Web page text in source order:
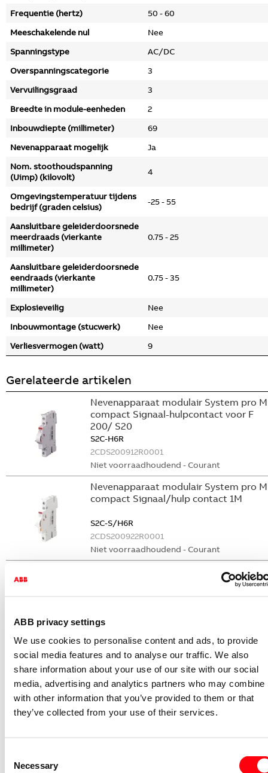
ABB privacy settings
We use cookies to personalise content and ads, to provide
social media features and to analyse our traffic. We also
share information about your use of our site with our social
media, advertising and analytics partners who may combine
with other information that you’ve provided to them or that
they’ve collected from your use of their services.
Selection
Necessary
Frequentie (hertz)
50 - 60
Meeschakelende nul
Nee
Spanningstype
AC/DC
Overspanningscategorie
3
Vervuilingsgraad
3
Breedte in module-eenheden
2
Inbouwdiepte (millimeter)
69
Nevenapparaat mogelijk
Ja
Nom. stoothoudspanning
(Uimp) (kilovolt)
4
Omgevingstemperatuur tijdens
bedrijf (graden celsius)
-25 - 55
Aansluitbare geleiderdoorsnede
meerdraads (vierkante
millimeter)
0.75 - 25
Aansluitbare geleiderdoorsnede
eendraads (vierkante
millimeter)
0.75 - 35
Explosieveilig
Nee
Inbouwmontage (stucwerk)
Nee
Verliesvermogen (watt)
9
Gerelateerde artikelen
Nevenapparaat modulair System pro M
compact Signaal-hulpcontact voor F
200/ S20
S2C-H6R
2CDS200912R0001
Niet voorraadhoudend - Courant
Nevenapparaat modulair System pro M
compact Signaal/hulp contact 1M
S2C-S/H6R
2CDS200922R0001
Niet voorraadhoudend - Courant
Nevenapparaat modulair System pro M
2CDS200946R0001
Nevenapparaat modulair System pro M
compact Hulpcontact 1M+1V
2CDS200936R0001
Niet voorraadhoudend - Courant